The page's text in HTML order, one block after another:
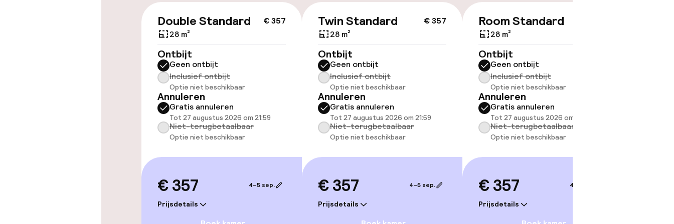
Toegankelijkheid
Overal rolstoeltoegankelijk
Zwemmen & wellness
Massage
Fitnessruimte / gym
Entertainment
Betaalde wifi
€ 357
Double Standard
28 m²
Ontbijt
Geen ontbijt
Inclusief ontbijt
Optie niet beschikbaar
Annuleren
Gratis annuleren
Tot 27 augustus 2026 om 21:59
Niet-terugbetaalbaar
Optie niet beschikbaar
€ 357
Prijsdetails
4–5 sep.
€ 357
Twin Standard
28 m²
Ontbijt
Geen ontbijt
Inclusief ontbijt
Optie niet beschikbaar
Annuleren
Gratis annuleren
Tot 27 augustus 2026 om 21:59
Niet-terugbetaalbaar
Optie niet beschikbaar
€ 357
Prijsdetails
4–5 sep.
Room Standard
28 m²
Ontbijt
Geen ontbijt
Inclusief ontbijt
Optie niet beschikbaar
Annuleren
Gratis annuleren
Tot 27 augustus 2026 om 21:59
Niet-terugbetaalbaar
Optie niet beschikbaar
€ 357
Prijsdetails
4–5 sep.